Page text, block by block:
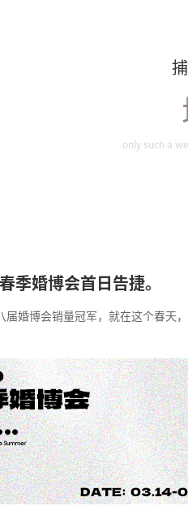
only such a
季婚博会首日告捷。
婚博会销量冠军，就在这个春天